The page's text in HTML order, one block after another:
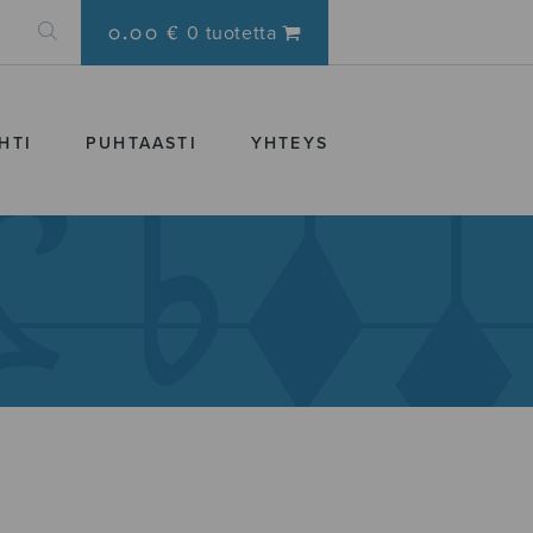
0.00 € 0 tuotetta
PUHTAASTI YHTEYS